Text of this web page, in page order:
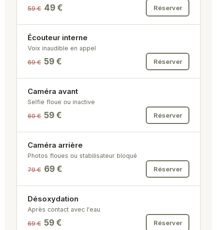
59 € 49 € Réserver
Écouteur interne
Voix inaudible en appel
69 € 59 € Réserver
Caméra avant
Selfie floue ou inactive
69 € 59 € Réserver
Caméra arrière
Photos floues ou stabilisateur bloqué
79 € 69 € Réserver
Désoxydation
Après contact avec l'eau
69 € 59 € Réserver